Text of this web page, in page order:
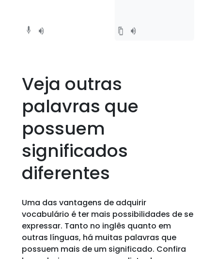
Veja outras
palavras que
possuem
significados
diferentes
Uma das vantagens de adquirir
vocabulário é ter mais possibilidades de se
expressar. Tanto no inglês quanto em
outras línguas, há muitas palavras que
possuem mais de um significado. Confira